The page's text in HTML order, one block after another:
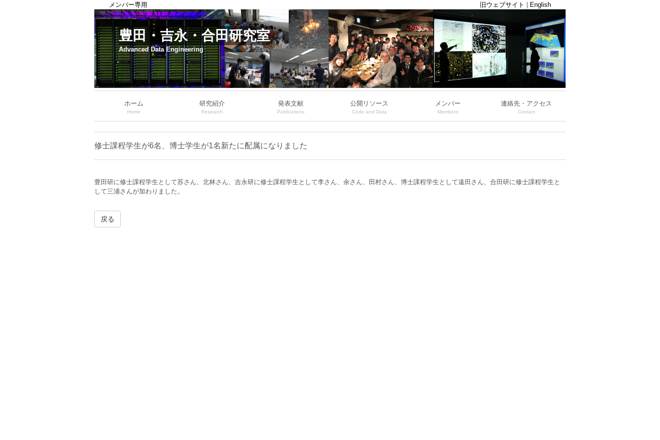
メンバー専用 旧ウェブサイト English
豊田・吉永・合田研究室
Advanced Data Engineering
ホーム
Home
研究紹介
Research
発表文献
Publications
公開リソース
Code and Data
メンバー
Members
連絡先・アクセス
Contact
修士課程学生が6名、博士学生が1名新たに配属になりました
豊田研に修士課程学生として苏さん、北林さん、吉永研に修士課程学生として李さん、余さん、田村さん、博士課程学生として遠田さん、合田研に修士課程学生と
して三浦さんが加わりました。
戻る